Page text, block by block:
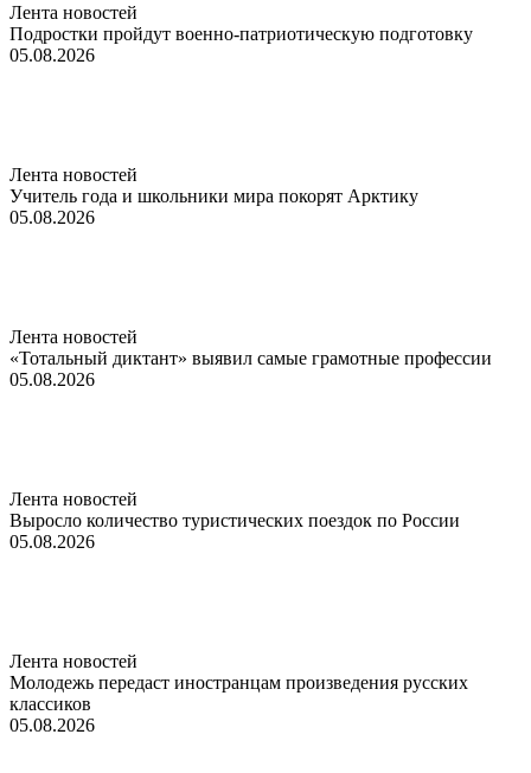
Лента новостей
Подростки пройдут военно-патриотическую подготовку
05.08.2026
Лента новостей
Учитель года и школьники мира покорят Арктику
05.08.2026
Лента новостей
«Тотальный диктант» выявил самые грамотные профессии
05.08.2026
Лента новостей
Выросло количество туристических поездок по России
05.08.2026
Лента новостей
Молодежь передаст иностранцам произведения русских
классиков
05.08.2026